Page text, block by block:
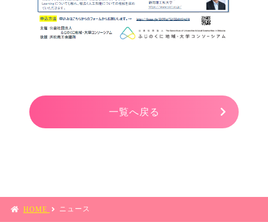
一覧へ戻る
HOME ニュース